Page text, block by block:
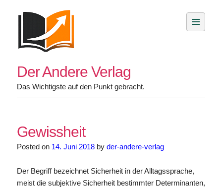
Der Andere Verlag
Das Wichtigste auf den Punkt gebracht.
Gewissheit
Posted on 14. Juni 2018by der-andere-verlag
Der Begriff bezeichnet Sicherheit in der Alltagssprache,
meist die subjektive Sicherheit bestimmter Determinanten,